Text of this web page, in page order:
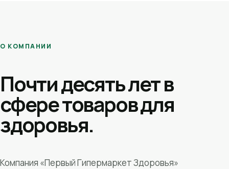
О КОМПАНИИ
Почти десять лет в
сфере товаров для
здоровья.
Компания «Первый Гипермаркет Здоровья»